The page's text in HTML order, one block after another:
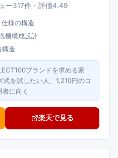
ー317件・評価4.49
様の構造
機構成設計
構造
ブランドを求める家
を試したい人、1,210円のコ
に向く
楽天で見る